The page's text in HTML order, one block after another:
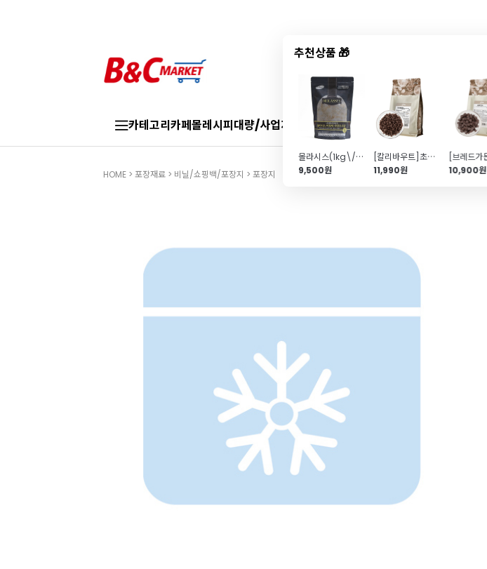
추천상품 🎁
몰라시스(1kg\/당밀분리없음\/브라우니\/파이추천)
9,500원
[칼리바우트]초코칩(1kg)
11,990원
10,900원
카테고리카페몰레시피대량/사업자 브랜드샵신상품 TOP50특가/혜택
HOME > 포장재료 > 비닐/쇼핑백/포장지 > 포장지